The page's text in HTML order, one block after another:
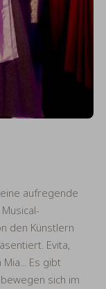
aufregende
den Künstlern
Evita,
Es gibt
sich im